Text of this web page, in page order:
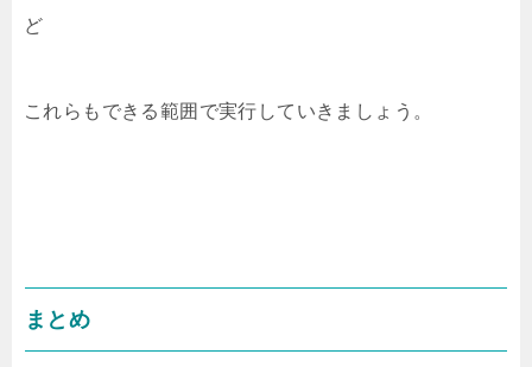
ど
これらもできる範囲で実行していきましょう。
まとめ